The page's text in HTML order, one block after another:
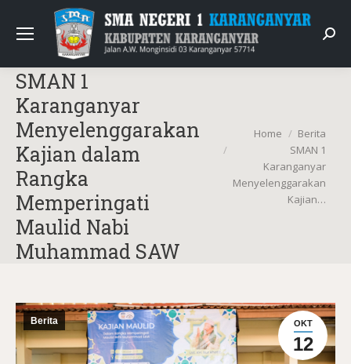
SMAN 1
Karanganyar
Menyelenggarakan
Kajian dalam
Rangka
Memperingati
Maulid Nabi
Muhammad SAW
You are here:
Home
Berita
SMAN 1
Karanganyar
Menyelenggarakan
Kajian…
OKT
12
Berita